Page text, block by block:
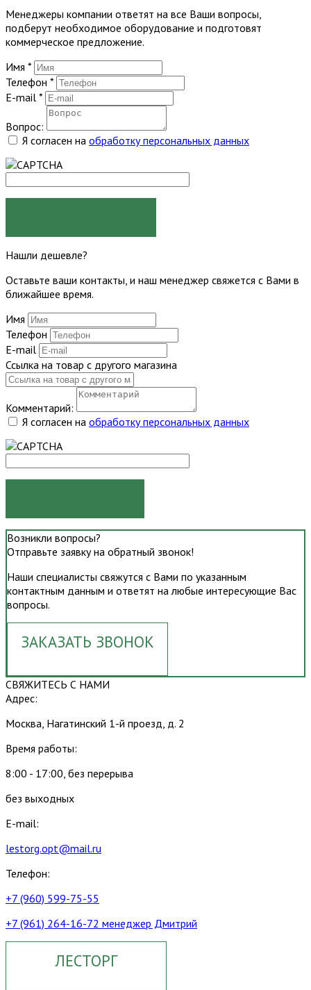
Менеджеры компании ответят на все Ваши вопросы,
подберут необходимое оборудование и подготовят
коммерческое предложение.
Имя *
Телефон *
E-mail *
Вопрос:
Я согласен на обработку персональных данных
Нашли дешевле?
Оставьте ваши контакты, и наш менеджер свяжется с Вами в
ближайшее время.
Имя
Телефон
E-mail
Ссылка на товар с другого магазина
Комментарий:
Я согласен на обработку персональных данных
Возникли вопросы?
Отправьте заявку на обратный звонок!
Наши специалисты свяжутся с Вами по указанным
контактным данным и ответят на любые интересующие Вас
вопросы.
ЗАКАЗАТЬ ЗВОНОК
СВЯЖИТЕСЬ С НАМИ
Адрес:
Москва, Нагатинский 1-й проезд, д. 2
Время работы:
8:00 - 17:00, без перерыва
без выходных
E-mail:
lestorg.opt@mail.ru
Телефон:
+7 (960) 599-75-55
+7 (961) 264-16-72 менеджер Дмитрий
ЛЕСТОРГ